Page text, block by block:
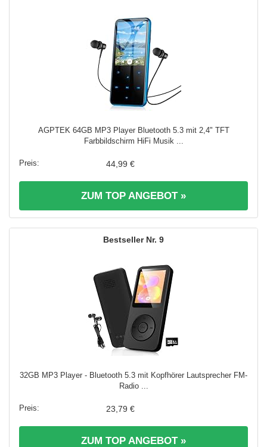
AGPTEK 64GB MP3 Player Bluetooth 5.3 mit 2,4" TFT
Farbbildschirm HiFi Musik ...
44,99 €
ZUM TOP ANGEBOT »
9
32GB MP3 Player - Bluetooth 5.3 mit Kopfhörer Lautsprecher FM-
Radio ...
23,79 €
ZUM TOP ANGEBOT »